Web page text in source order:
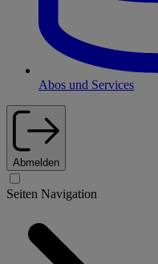
Abos und Services
Abmelden
Seiten Navigation